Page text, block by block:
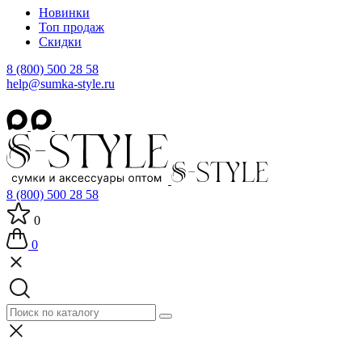
Новинки
Топ продаж
Скидки
8 (800) 500 28 58
help@sumka-style.ru
8 (800) 500 28 58
0
0